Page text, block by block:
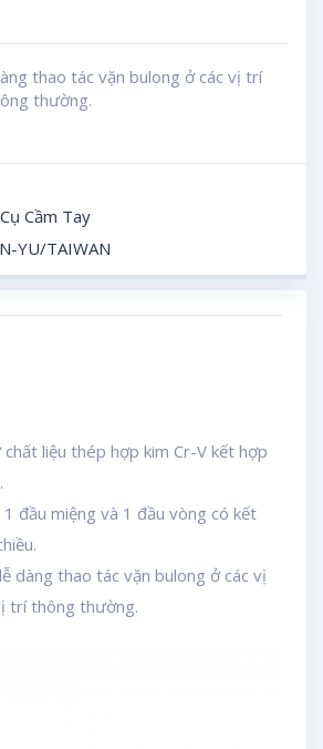
thao tác vặn bulong ở các vị trí
thường.
Cầm Tay
YU/TAIWAN
liệu thép hợp kim Cr-V kết hợp
1 đầu miệng và 1 đầu vòng có kết
dàng thao tác vặn bulong ở các vị
trí thông thường.